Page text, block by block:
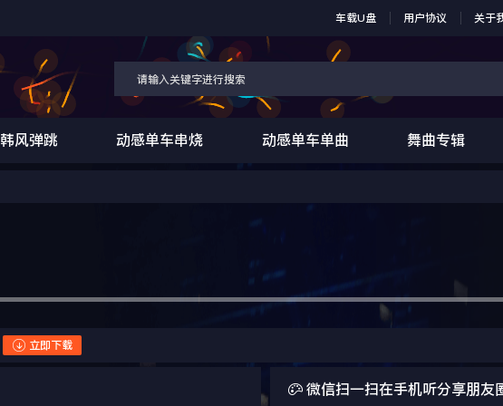
车载U盘 用户协议 关于
韩风弹跳 动感单车串烧 动感单车单曲 舞曲专辑
 立即下载
微信扫一扫在手机听分享朋友